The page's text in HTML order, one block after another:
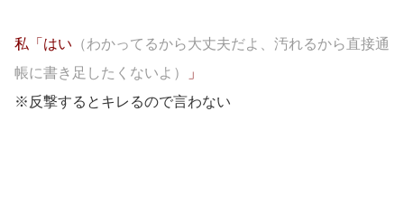
私「はい （わかってるから大丈夫だよ、汚れるから直接通
帳に書き足したくないよ）
」
※反撃するとキレるので言わない